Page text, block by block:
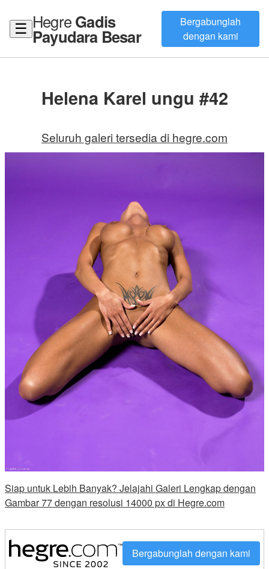
☰ HegreGadis
Payudara Besar
Bergabunglah
dengan kami
Helena Karel ungu #42
Seluruh galeri tersedia di hegre.com
Siap untuk Lebih Banyak? Jelajahi Galeri Lengkap dengan
Gambar 77 dengan resolusi 14000 px di Hegre.com
Bergabunglah dengan kami